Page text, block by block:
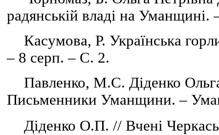
радянській владі на
Касумова, Р. Українська
– 8 серп. – С. 2.
Павленко, М.С. Діденко
Письменники Уманщини. –
Діденко О.П. // Вчені